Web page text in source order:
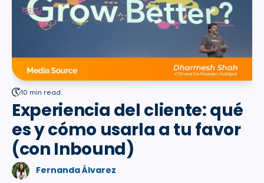
10 min read.
Experiencia del cliente: qué
es y cómo usarla a tu favor
(con Inbound)
Fernanda Álvarez